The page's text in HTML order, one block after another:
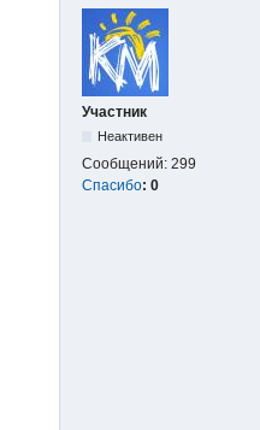
Участник
Неактивен
Сообщений: 299
Спасибо: 0